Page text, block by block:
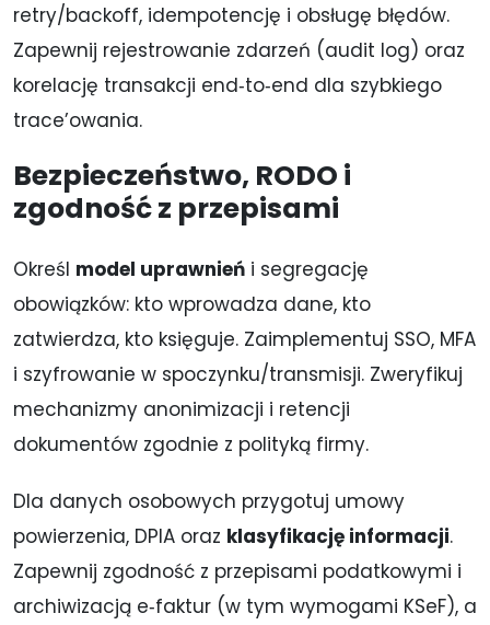
retry/backoff, idempotencję i obsługę błędów.
Zapewnij rejestrowanie zdarzeń (audit log) oraz
korelację transakcji end‑to‑end dla szybkiego
trace’owania.
Bezpieczeństwo, RODO i
zgodność z przepisami
Określ model uprawnień i segregację
obowiązków: kto wprowadza dane, kto
zatwierdza, kto księguje. Zaimplementuj SSO, MFA
i szyfrowanie w spoczynku/transmisji. Zweryfikuj
mechanizmy anonimizacji i retencji
dokumentów zgodnie z polityką firmy.
Dla danych osobowych przygotuj umowy
powierzenia, DPIA oraz klasyfikację informacji.
Zapewnij zgodność z przepisami podatkowymi i
archiwizacją e‑faktur (w tym wymogami KSeF), a